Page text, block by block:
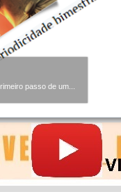
passo de um...